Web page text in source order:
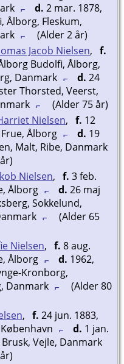
d. 2 mar. 1878,
Ålborg, Fleskum,
(Alder 2 år)
Jacob Nielsen, f.
Budolfi, Ålborg,
Danmark
d. 24
Thorsted, Veerst,
(Alder 75 år)
Nielsen, f. 12
Ålborg
d. 19
Malt, Ribe, Danmark
Nielsen, f. 3 feb.
Ålborg
d. 26 maj
Sokkelund,
(Alder 65
Nielsen, f. 8 aug.
Ålborg
d. 1962,
Kronborg,
Danmark
(Alder 80
, f. 24 jun. 1883,
d. 1 jan.
Vejle, Danmark